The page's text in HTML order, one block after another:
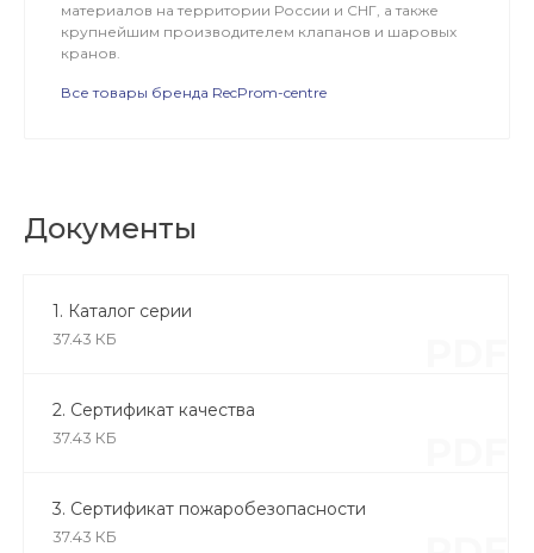
материалов на территории России и СНГ, а также
крупнейшим производителем клапанов и шаровых
кранов.
Все товары бренда RecProm-centre
Документы
1. Каталог серии
37.43 КБ
2. Сертификат качества
37.43 КБ
3. Сертификат пожаробезопасности
37.43 КБ